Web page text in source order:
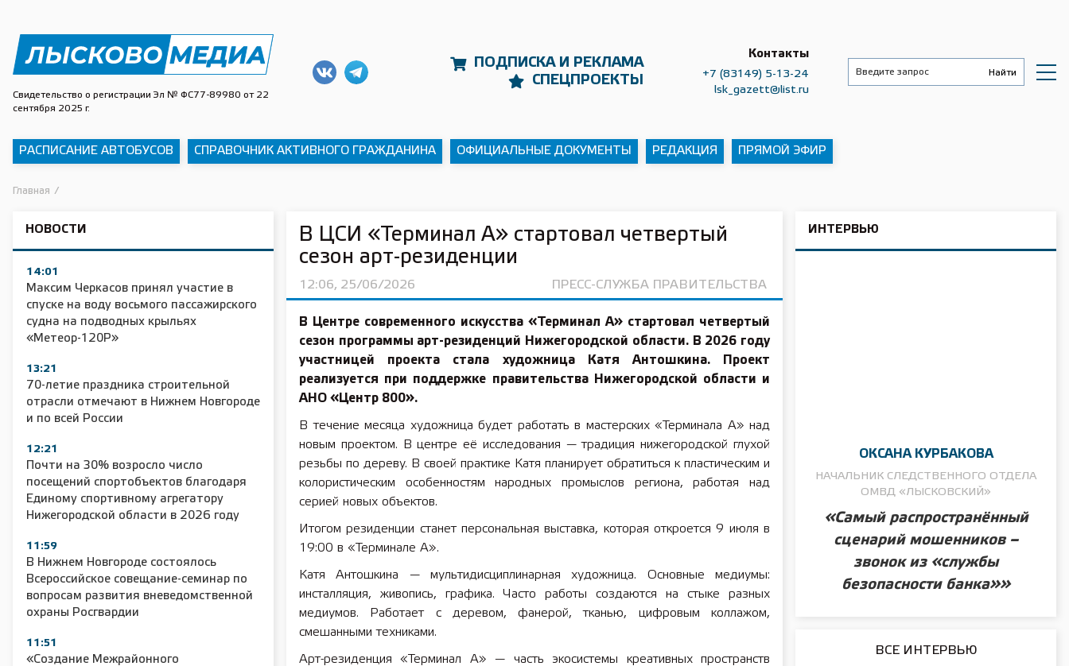
Свидетельство о регистрации Эл № ФС77-89980 от 22
сентября 2025 г.
ПОДПИСКА И РЕКЛАМА
СПЕЦПРОЕКТЫ
Контакты
+7 (83149) 5-13-24
lsk_gazett@list.ru
РАСПИСАНИЕ АВТОБУСОВ СПРАВОЧНИК АКТИВНОГО ГРАЖДАНИНА ОФИЦИАЛЬНЫЕ ДОКУМЕНТЫ РЕДАКЦИЯ ПРЯМОЙ ЭФИР
Главная /
НОВОСТИ
14:01
Максим Черкасов принял участие в
спуске на воду восьмого пассажирского
судна на подводных крыльях
«Метеор-120Р»
13:21
70-летие праздника строительной
отрасли отмечают в Нижнем Новгороде
и по всей России
12:21
Почти на 30% возросло число
посещений спортобъектов благодаря
Единому спортивному агрегатору
Нижегородской области в 2026 году
11:59
В Нижнем Новгороде состоялось
Всероссийское совещание-семинар по
вопросам развития вневедомственной
охраны Росгвардии
11:51
«Создание Межрайонного
В ЦСИ «Терминал А» стартовал четвертый
сезон арт-резиденции
12:06, 25/06/2026 ПРЕСС-СЛУЖБА ПРАВИТЕЛЬСТВА
В Центре современного искусства «Терминал А» стартовал четвертый
сезон программы арт-резиденций Нижегородской области. В 2026 году
участницей проекта стала художница Катя Антошкина. Проект
реализуется при поддержке правительства Нижегородской области и
АНО «Центр 800».
В течение месяца художница будет работать в мастерских «Терминала А» над
новым проектом. В центре её исследования — традиция нижегородской глухой
резьбы по дереву. В своей практике Катя планирует обратиться к пластическим и
колористическим особенностям народных промыслов региона, работая над
серией новых объектов.
Итогом резиденции станет персональная выставка, которая откроется 9 июля в
19:00 в «Терминале А».
Катя Антошкина — мультидисциплинарная художница. Основные медиумы:
инсталляция, живопись, графика. Часто работы создаются на стыке разных
медиумов. Работает с деревом, фанерой, тканью, цифровым коллажом,
смешанными техниками.
Арт-резиденция «Терминал А» — часть экосистемы креативных пространств
ИНТЕРВЬЮ
ОКСАНА КУРБАКОВА
НАЧАЛЬНИК СЛЕДСТВЕННОГО ОТДЕЛА
ОМВД «ЛЫСКОВСКИЙ»
«Самый распространённый
сценарий мошенников –
звонок из «службы
безопасности банка»»
ВСЕ ИНТЕРВЬЮ